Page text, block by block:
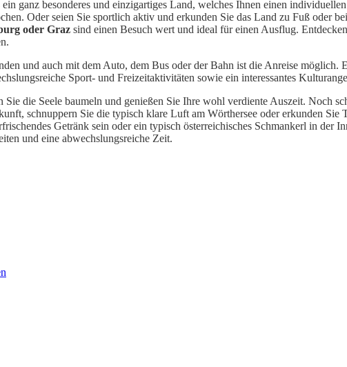
ganz besonderes und einzigartiges Land, welches Ihnen einen
Oder seien Sie sportlich aktiv und erkunden Sie das Land zu Fuß oder
oder Graz sind einen Besuch wert und ideal für einen Ausflug.
und auch mit dem Auto, dem Bus oder der Bahn ist die Anreise möglich.
Sport- und Freizeitaktivitäten sowie ein interessantes
die Seele baumeln und genießen Sie Ihre wohl verdiente Auszeit. Noch
schnuppern Sie die typisch klare Luft am Wörthersee oder erkunden
Getränk sein oder ein typisch österreichisches Schmankerl in der
und eine abwechslungsreiche Zeit.